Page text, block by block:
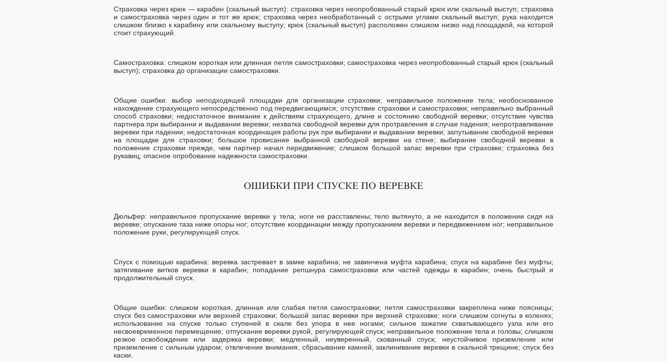
Страховка через крюк — карабин (скальный выступ): страховка через неопробованный старый крюк или скальный выступ; страховка
и самостраховка через один и тот же крюк; страховка через необработанный с острыми углами скальный выступ; рука находится
слишком близко к карабину или скальному выступу; крюк (скальный выступ) расположен слишком низко над площадкой, на которой
стоит страхующий.
Самостраховка: слишком короткая или длинная петля самостраховки; самостраховка через неопробованный старый крюк (скальный
выступ); страховка до организации самостраховки.
Общие ошибки: выбор неподходящей площадки для организации страховки; неправильное положение тела; необоснованное
нахождение страхующего непосредственно под передвигающимся; отсутствие страховки и самостраховки; неправильно выбранный
способ страховки; недостаточное внимание к действиям страхующего, длине и состоянию свободной веревки; отсутствие чувства
партнера при выбиранни и выдавании веревки; нехватка свободной веревки для протравления в случае падения; непротравливание
веревки при падении; недостаточная координация работы рук при выбирании и выдавании веревки; запутывание свободной веревки
на площадке для страховки; большое провисание выбранной свободной веревки на стене; выбирание свободной веревки в
положение страховки прежде, чем партнер начал передвижение; слишком большой запас веревки при страховке; страховка без
рукавиц; опасное опробование надежности самостраховки.
Дюльфер: неправильное пропускание веревки у тела; ноги не расставлены; тело вытянуто, а не находится в положении сидя на
веревке; опускание таза ниже опоры ног; отсутствие координации между пропусканием веревки и передвижением ног; неправильное
положение руки, регулирующей спуск.
Спуск с помощью карабина: веревка застревает в замке карабина; не завинчена муфта карабина; спуск на карабине без муфты;
затягивание витков веревки в карабин; попадание репшнура самостраховки или частей одежды в карабин; очень быстрый и
продолжительный спуск.
Общие ошибки: слишком короткая, длинная или слабая петля самостраховки; петля самостраховки закреплена ниже поясницы;
спуск без самостраховки или верхней страховки; большой запас веревки при верхней страховке; ноги слишком согнуты в коленях;
использование на спуске только ступеней в скале без упора в нее ногами; сильное зажатие схватывающего узла или его
несвоевременное перемещение; отпускание веревки рукой, регулирующей спуск; неправильное положение тела и головы; слишком
резкое освобождение или задержка веревки; медленный, неуверенный, скованный спуск; неустойчивое приземление или
приземление с сильным ударом; отвлечение внимания, сбрасывание камней, заклинивание веревки в скальной трещине; спуск без
каски.